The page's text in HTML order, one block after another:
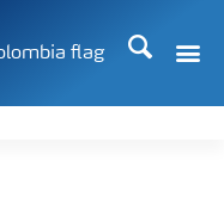
Buscar